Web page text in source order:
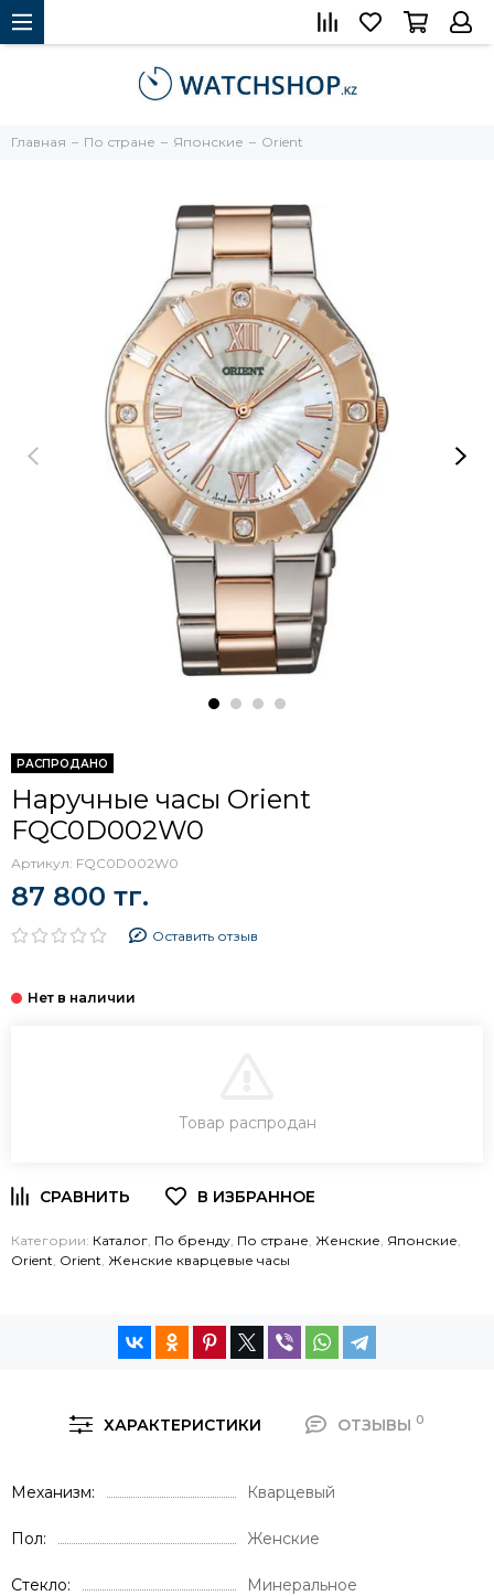
Главная По стране Японские Orient
РАСПРОДАНО
Наручные часы Orient
FQC0D002W0
Артикул: FQC0D002W0
87 800 тг.
Оставить отзыв
ЗАКАЗ В ОДИН КЛИК
Товар распродан
Категории: Каталог По бренду По стране Женские Японские
Orient Orient Женские кварцевые часы
ХАРАКТЕРИСТИКИ ОТЗЫВЫ 0
Механизм Кварцевый
Пол Женские
Стекло Минеральное